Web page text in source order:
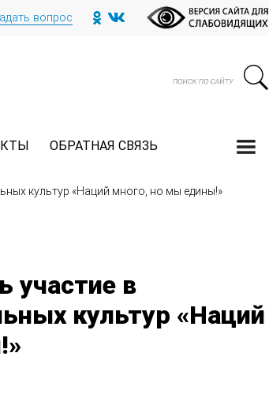
вопрос
ОБРАТНАЯ СВЯЗЬ
культур «Наций много, но мы едины!»
участие в
культур «Наций